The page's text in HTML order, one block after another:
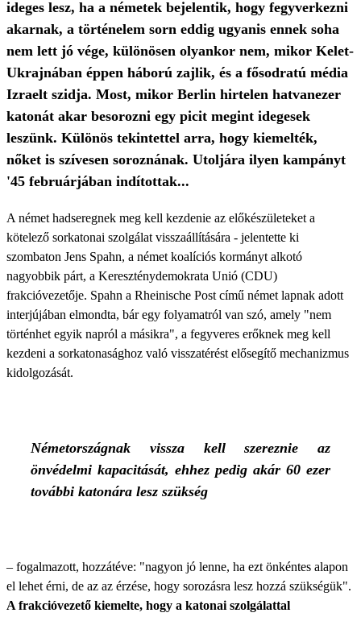
ideges lesz, ha a németek bejelentik, hogy fegyverkezni
akarnak, a történelem sorn eddig ugyanis ennek soha
nem lett jó vége, különösen olyankor nem, mikor Kelet-
Ukrajnában éppen háború zajlik, és a fősodratú média
Izraelt szidja. Most, mikor Berlin hirtelen hatvanezer
katonát akar besorozni egy picit megint idegesek
leszünk. Különös tekintettel arra, hogy kiemelték,
nőket is szívesen soroznának. Utoljára ilyen kampányt
'45 februárjában indítottak...
A német hadseregnek meg kell kezdenie az előkészületeket a
kötelező sorkatonai szolgálat visszaállítására - jelentette ki
szombaton Jens Spahn, a német koalíciós kormányt alkotó
nagyobbik párt, a Kereszténydemokrata Unió (CDU)
frakcióvezetője. Spahn a Rheinische Post című német lapnak adott
interjújában elmondta, bár egy folyamatról van szó, amely "nem
történhet egyik napról a másikra", a fegyveres erőknek meg kell
kezdeni a sorkatonasághoz való visszatérést elősegítő mechanizmus
kidolgozását.
Németországnak vissza kell szereznie az
önvédelmi kapacitását, ehhez pedig akár 60 ezer
további katonára lesz szükség
– fogalmazott, hozzátéve: "nagyon jó lenne, ha ezt önkéntes alapon
el lehet érni, de az az érzése, hogy sorozásra lesz hozzá szükségük".
A frakcióvezető kiemelte, hogy a katonai szolgálattal